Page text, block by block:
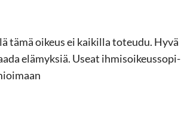
tämä oi­keus ei kai­kil­la to­teu­du. Hyvä
elä­myk­siä. Useat ih­mi­soi­keus­so­pi­